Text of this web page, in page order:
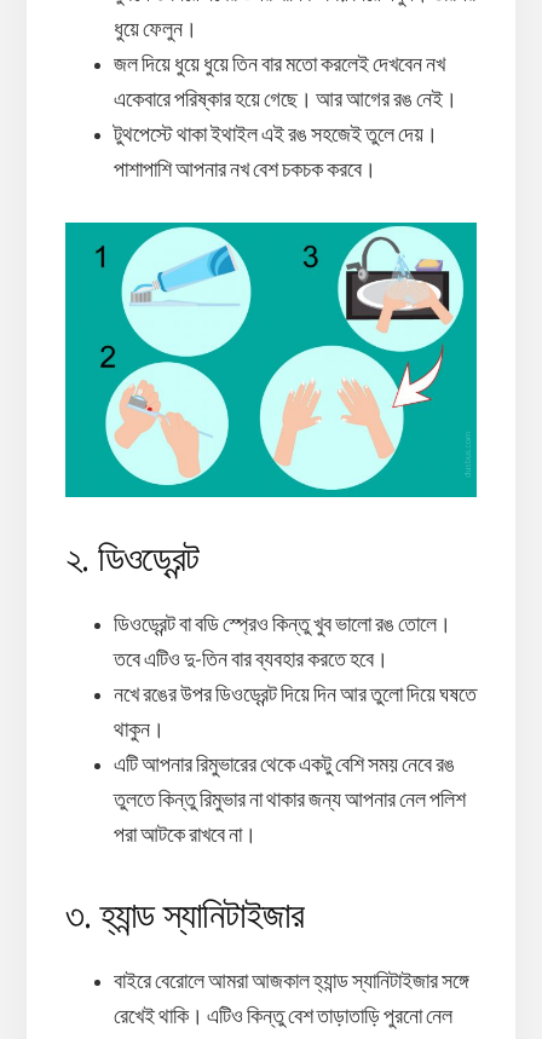
ধুয়ে ফেলুন।
জল দিয়ে ধুয়ে ধুয়ে তিন বার মতো করলেই দেখবেন নখ
একেবারে পরিষ্কার হয়ে গেছে। আর আগের রঙ নেই।
টুথপেস্টে থাকা ইথাইল এই রঙ সহজেই তুলে দেয়।
পাশাপাশি আপনার নখ বেশ চকচক করবে।
২. ডিওড্রেন্ট
ডিওড্রেন্ট বা বডি স্প্রেও কিন্তু খুব ভালো রঙ তোলে।
তবে এটিও দু-তিন বার ব্যবহার করতে হবে।
নখে রঙের উপর ডিওড্রেন্ট দিয়ে দিন আর তুলো দিয়ে ঘষতে
থাকুন।
এটি আপনার রিমুভারের থেকে একটু বেশি সময় নেবে রঙ
তুলতে কিন্তু রিমুভার না থাকার জন্য আপনার নেল পলিশ
পরা আটকে রাখবে না।
৩. হ্যান্ড স্যানিটাইজার
বাইরে বেরোলে আমরা আজকাল হ্যান্ড স্যানিটাইজার সঙ্গে
রেখেই থাকি। এটিও কিন্তু বেশ তাড়াতাড়ি পুরনো নেল